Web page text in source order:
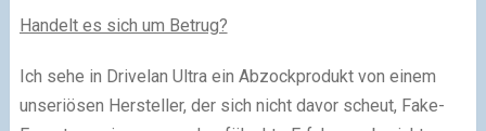
Handelt es sich um Betrug?
Ich sehe in Drivelan Ultra ein Abzockprodukt von einem
unseriösen Hersteller, der sich nicht davor scheut, Fake-